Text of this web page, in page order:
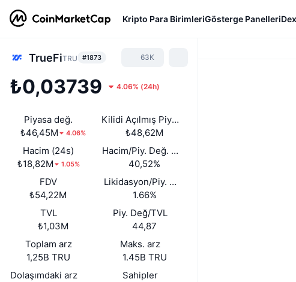
Kripto Para BirimleriGösterge Panelleri
TrueFiTRU #1873 63K
₺0,03739 4.06% (24h)
Piyasa değ.
₺46,45M
4.06%
Kilidi Açılmış Piyasa Değeri
₺48,62M
Hacim (24s)
₺18,82M
1.05%
Hacim/Piy. Değ. (24s)
40,52%
FDV
₺54,22M
Likidasyon/Piy. Değ.
1.66%
TVL
₺1,03M
Piy. Değ/TVL
44,87
Toplam arz
1,25B TRU
Maks. arz
1.45B TRU
Dolaşımdaki arz
Sahipler